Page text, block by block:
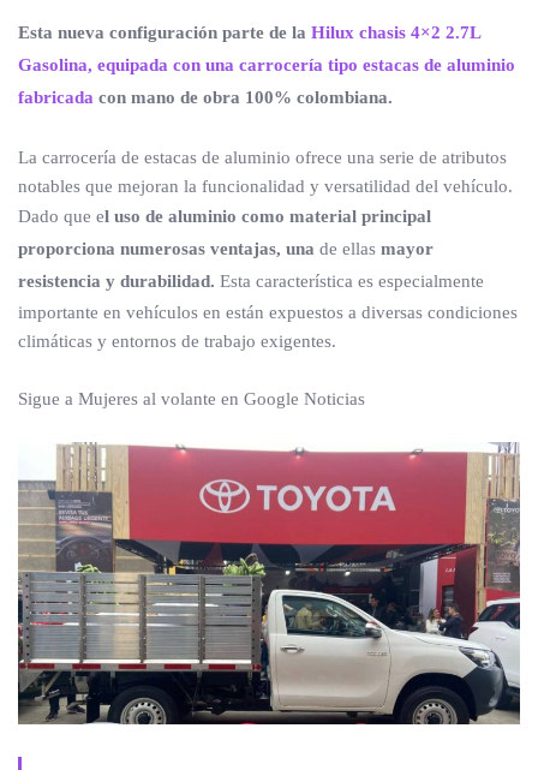
Esta nueva configuración parte de la Hilux chasis 4×2 2.7L
Gasolina, equipada con una carrocería tipo estacas de aluminio
fabricada con mano de obra 100% colombiana.
La carrocería de estacas de aluminio ofrece una serie de atributos
notables que mejoran la funcionalidad y versatilidad del vehículo.
Dado que el uso de aluminio como material principal
proporciona numerosas ventajas, una de ellas mayor
resistencia y durabilidad. Esta característica es especialmente
importante en vehículos en están expuestos a diversas condiciones
climáticas y entornos de trabajo exigentes.
Sigue a Mujeres al volante en Google Noticias